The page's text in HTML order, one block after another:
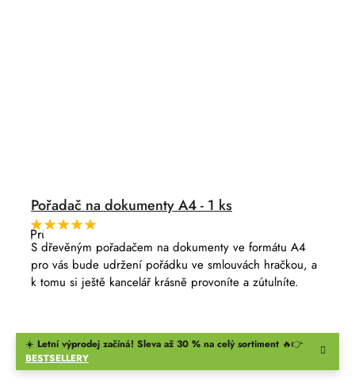
☀️ Letní výprodej začíná! Sleva až 30 % na celý sortiment 🔥👉
BESTSELLERY
Pořadač na dokumenty A4 - 1 ks
Průměrné
hodnocení
produktu
je
5,0
z
S dřevěným pořadačem na dokumenty ve formátu A4
pro vás bude udržení pořádku ve smlouvách hračkou, a
k tomu si ještě kancelář krásně provoníte a zútulníte.